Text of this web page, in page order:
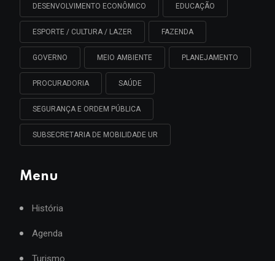
DESENVOLVIMENTO ECONÔMICO EDUCAÇÃO
ESPORTE / CULTURA / LAZER FAZENDA
GOVERNO MEIO AMBIENTE PLANEJAMENTO
PROCURADORIA SAÚDE
SEGURANÇA E ORDEM PÚBLICA
SUBSECRETARIA DE MOBILIDADE UR
Menu
História
Agenda
Turismo